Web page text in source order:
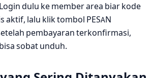
dulu ke member area biar kode
aktif, lalu klik tombol PESAN
pembayaran terkonfirmasi,
sobat unduh.